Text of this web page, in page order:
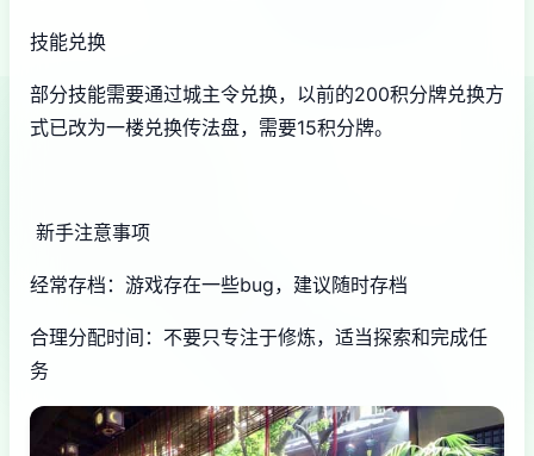
技能兑换
部分技能需要通过城主令兑换，以前的200积分牌兑换方
式已改为一楼兑换传法盘，需要15积分牌。
新手注意事项
经常存档：游戏存在一些bug，建议随时存档
合理分配时间：不要只专注于修炼，适当探索和完成任
务